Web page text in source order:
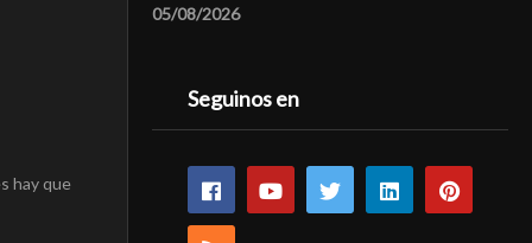
hay que
05/08/2026
Seguinos en